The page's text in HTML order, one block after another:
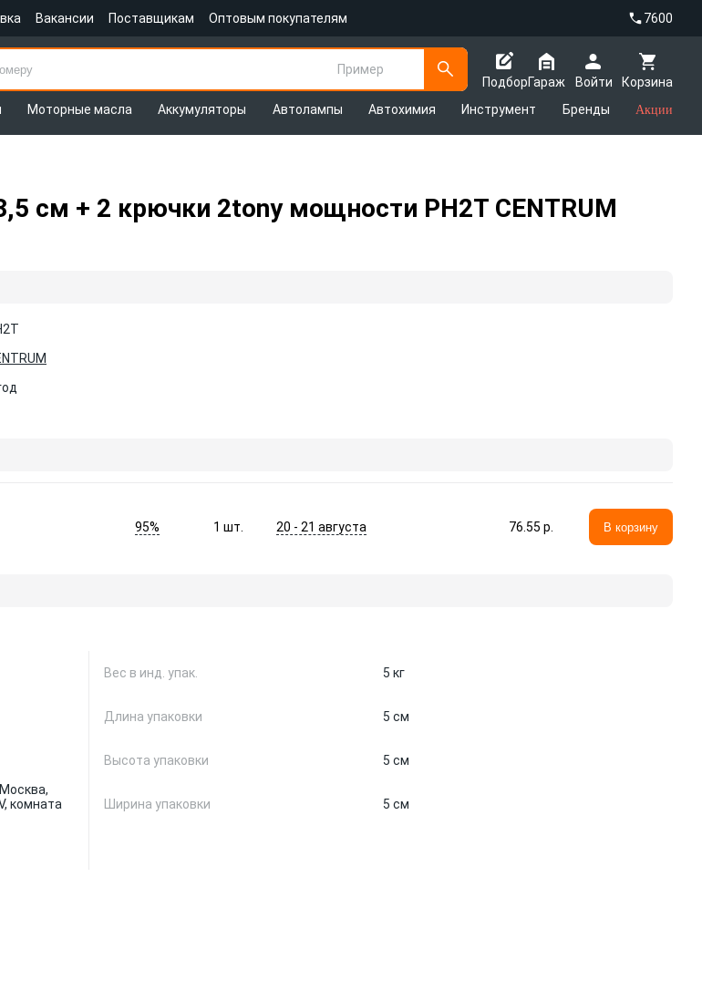
Вакансии Поставщикам Оптовым покупателям 7600
Пример
Подбор
Корзина
Гараж
Войти
Моторные масла Аккумуляторы Автолампы Автохимия Инструмент Бренды Акции
см + 2 крючки 2tony мощности PH2T CENTRUM
95% 1шт. 20 - 21 августа 76.55 p. В корзину
комната
Вес в инд. упак. 5 кг
Длина упаковки 5 см
Высота упаковки 5 см
Ширина упаковки 5 см